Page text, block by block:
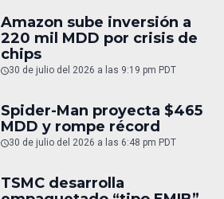
Amazon sube inversión a
220 mil MDD por crisis de
chips
30 de julio del 2026 a las 9:19 pm PDT
Spider-Man proyecta $465
MDD y rompe récord
30 de julio del 2026 a las 6:48 pm PDT
TSMC desarrolla